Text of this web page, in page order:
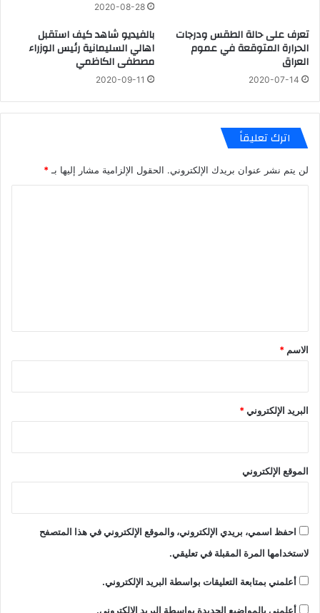
2020-08-28
تعرف على حالة الطقس ودرجات
الحرارة المتوقعة في عموم
العراق
2020-07-14
بالفيديو شاهد كيف استقبل
اهالي السليمانية رئيس الوزراء
مصطفى الكاظمي
2020-09-11
اترك تعليقاً
لن يتم نشر عنوان بريدك الإلكتروني. الحقول الإلزامية مشار إليها بـ *
*
الاسم *
البريد الإلكتروني*
الموقع الإلكتروني
احفظ اسمي، بريدي الإلكتروني، والموقع الإلكتروني في هذا المتصفح
لاستخدامها المرة المقبلة في تعليقي.
أعلمني بمتابعة التعليقات بواسطة البريد الإلكتروني.
أعلمني بالمواضيع الجديدة بواسطة البريد الإلكتروني.